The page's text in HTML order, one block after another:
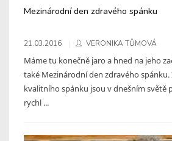
Mezinárodní den zdravého spánku
21.03.2016 VERONIKA TŮMOVÁ
Máme tu konečně jaro a hned na jeho
také Mezinárodní den zdravého spánku.
kvalitního spánku jsou v dnešním světě
rychl ...